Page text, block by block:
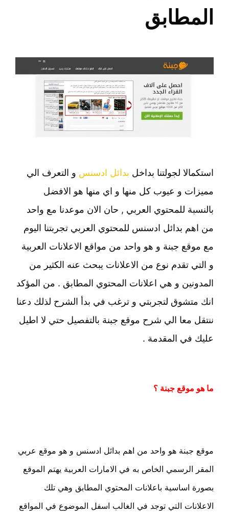
المطابق
استكمالا لجولتنا بداخلبدائل ادسنسو التعرف الي
مميزات و عيوب كل منها و اي منها هو الافضل
بالنسبة للمحتوي العربي , حان الان موعدنا مع واحد
من اهم بدائل ادسنس للمحتوي العربي تجربتنا اليوم
مع موقع جبنة و هو واحد من مواقع الاعلانات العربية
و التي تقدم نوع من الاعلانات يبحث عنه الكثير من
المدونين و هي اعلانات المحتوي المطابق . من المؤكد
انك متشوق لتجربتي و ترغب في بدأ الشرح لذلك دعنا
ننتقل معا الي شرح موقع جبنة بالتفصيل حتي لا اطيل
عليك في المقدمة .
ما هو موقع جبنة ؟
موقع جبنة هو واحد من اهم بدائل ادسنس و هو موقع عربي
المقر الرسمي الخاص به في الامارات العربية يهتم الموقع
بصورة اساسية باعلانات المحتوي المطابق وهي تلك
الاعلانات التي توجد في الغالب اسفل الموضوع في المواقع